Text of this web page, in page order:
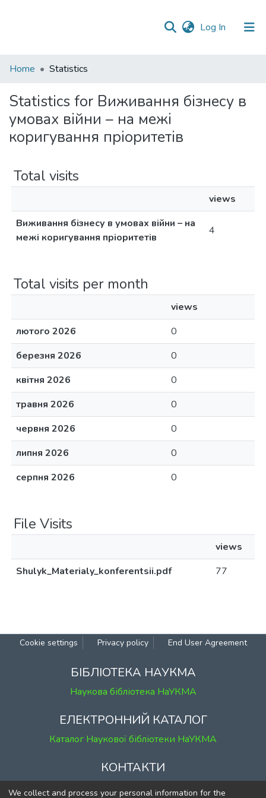
Log In (current)
Communities
Collections
All of DSpace
Home Statistics
Statistics for Виживання бізнесу в
умовах війни – на межі
коригування пріоритетів
Total visits
views
Виживання бізнесу в умовах війни – на
межі коригування пріоритетів
4
Total visits per month
views
лютого 2026
0
березня 2026
0
квітня 2026
0
травня 2026
0
червня 2026
0
липня 2026
0
серпня 2026
0
File Visits
views
Shulyk_Materialy_konferentsii.pdf
77
settings
policy
Agreement
Feedback
БІБЛІОТЕКА НАУКМА
Наукова бібліотека НаУКМА
ЕЛЕКТРОННИЙ КАТАЛОГ
Каталог Наукової бібліотеки НаУКМА
КОНТАКТИ
м. Київ, вул. Григорія Сковороди, 2
We collect and process your personal information for the